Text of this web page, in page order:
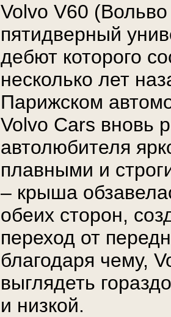
Volvo V60
пятидверный
дебют которого
несколько лет
Парижском
Volvo Cars вновь
автолюбителя
плавными и
– крыша
обеих сторон,
переход от
благодаря чему,
выглядеть
и низкой.